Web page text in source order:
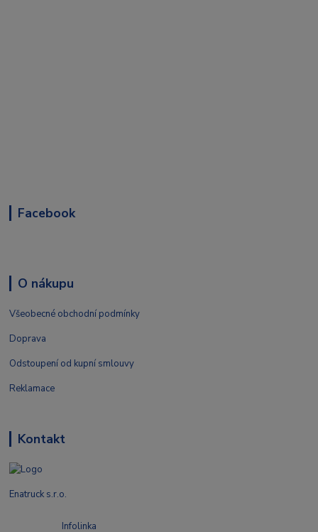
Facebook
O nákupu
Všeobecné obchodní podmínky
Doprava
Odstoupení od kupní smlouvy
Reklamace
Kontakt
Enatruck s.r.o.
Infolinka